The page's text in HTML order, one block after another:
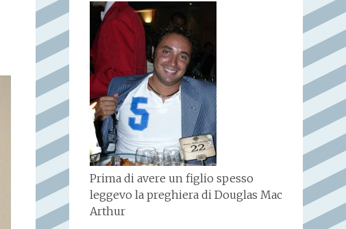
Prima di avere un figlio spesso
leggevo la preghiera di Douglas Mac
Arthur